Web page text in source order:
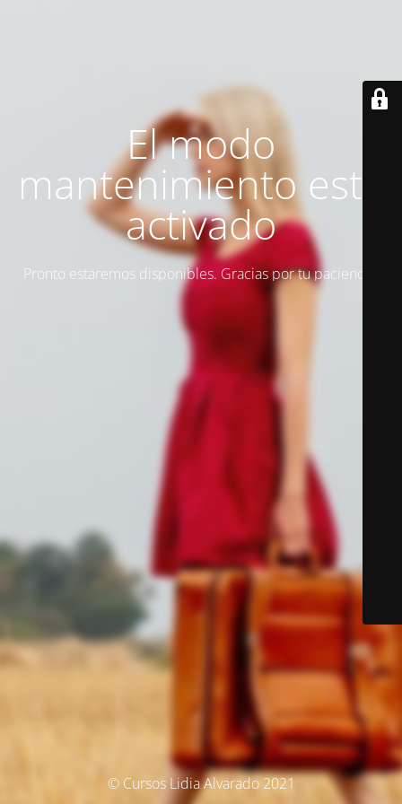
El modo
mantenimiento está
activado
Pronto estaremos disponibles. Gracias por tu paciencia.
© Cursos Lidia Alvarado 2021